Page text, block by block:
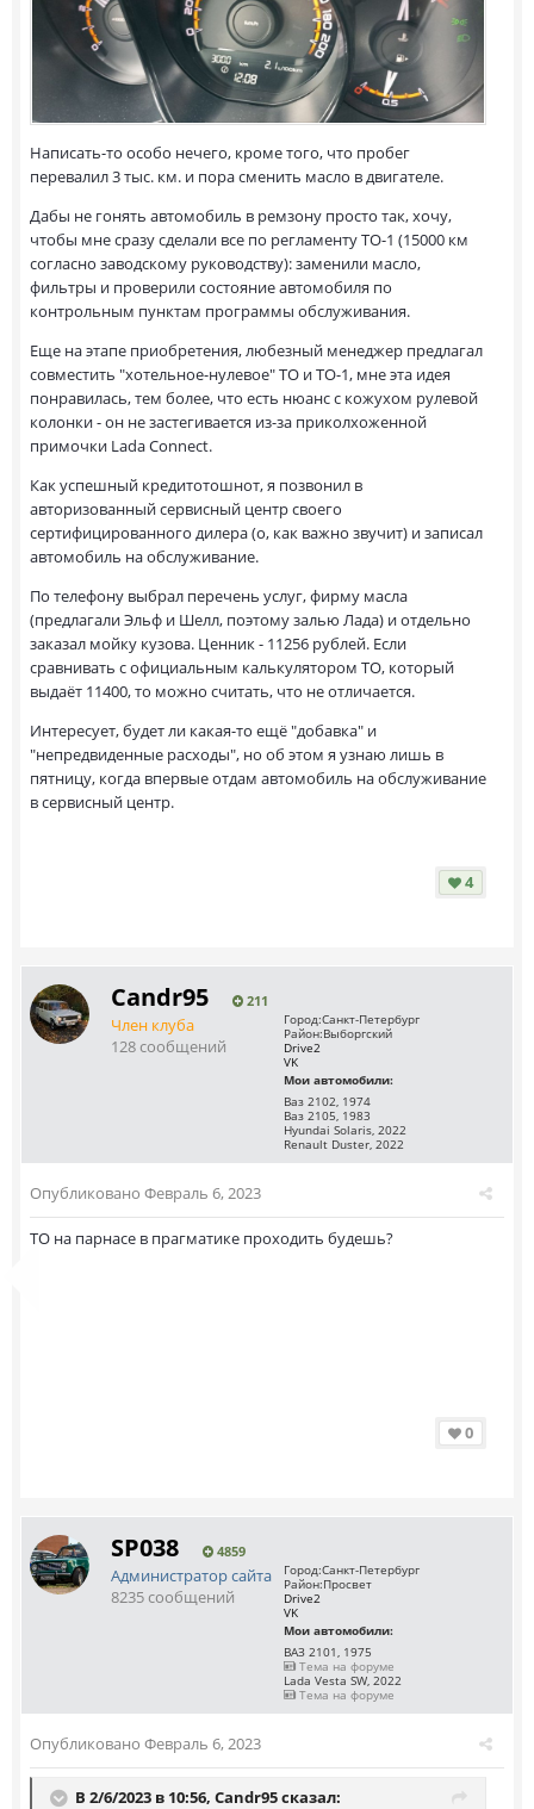
Написать-то особо нечего, кроме того, что пробег
перевалил 3 тыс. км. и пора сменить масло в двигателе.
Дабы не гонять автомобиль в ремзону просто так, хочу,
чтобы мне сразу сделали все по регламенту ТО-1 (15000 км
согласно заводскому руководству): заменили масло,
фильтры и проверили состояние автомобиля по
контрольным пунктам программы обслуживания.
Еще на этапе приобретения, любезный менеджер предлагал
совместить "хотельное-нулевое" ТО и ТО-1, мне эта идея
понравилась, тем более, что есть нюанс с кожухом рулевой
колонки - он не застегивается из-за приколхоженной
примочки Lada Connect.
Как успешный кредитотошнот, я позвонил в
авторизованный сервисный центр своего
сертифицированного дилера (о, как важно звучит) и записал
автомобиль на обслуживание.
По телефону выбрал перечень услуг, фирму масла
(предлагали Эльф и Шелл, поэтому залью Лада) и отдельно
заказал мойку кузова. Ценник - 11256 рублей. Если
сравнивать с официальным калькулятором ТО, который
выдаёт 11400, то можно считать, что не отличается.
Интересует, будет ли какая-то ещё "добавка" и
"непредвиденные расходы", но об этом я узнаю лишь в
пятницу, когда впервые отдам автомобиль на обслуживание
в сервисный центр.
4
Саndr95 211
Член клуба
128 сообщений
Город:Санкт-Петербург
Район:Выборгский
Drive2
VK
Мои автомобили:
Ваз 2102, 1974
Ваз 2105, 1983
Hyundai Solaris, 2022
Renault Duster, 2022
Опубликовано Февраль 6, 2023
ТО на парнасе в прагматике проходить будешь?
0
SP038 4859
Администратор сайта
8235 сообщений
Город:Санкт-Петербург
Район:Просвет
Drive2
VK
Мои автомобили:
ВАЗ 2101, 1975
Тема на форуме
Lada Vesta SW, 2022
Тема на форуме
Опубликовано Февраль 6, 2023
В 2/6/2023 в 10:56, Саndr95сказал: